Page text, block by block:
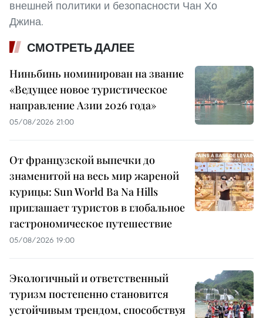
внешней политики и безопасности Чан Хо
Джина.
СМОТРЕТЬ ДАЛЕЕ
Ниньбинь номинирован на звание
«Ведущее новое туристическое
направление Азии 2026 года»
05/08/2026 21:00
От французской выпечки до
знаменитой на весь мир жареной
курицы: Sun World Ba Na Hills
приглашает туристов в глобальное
гастрономическое путешествие
05/08/2026 19:00
Экологичный и ответственный
туризм постепенно становится
устойчивым трендом, способствуя